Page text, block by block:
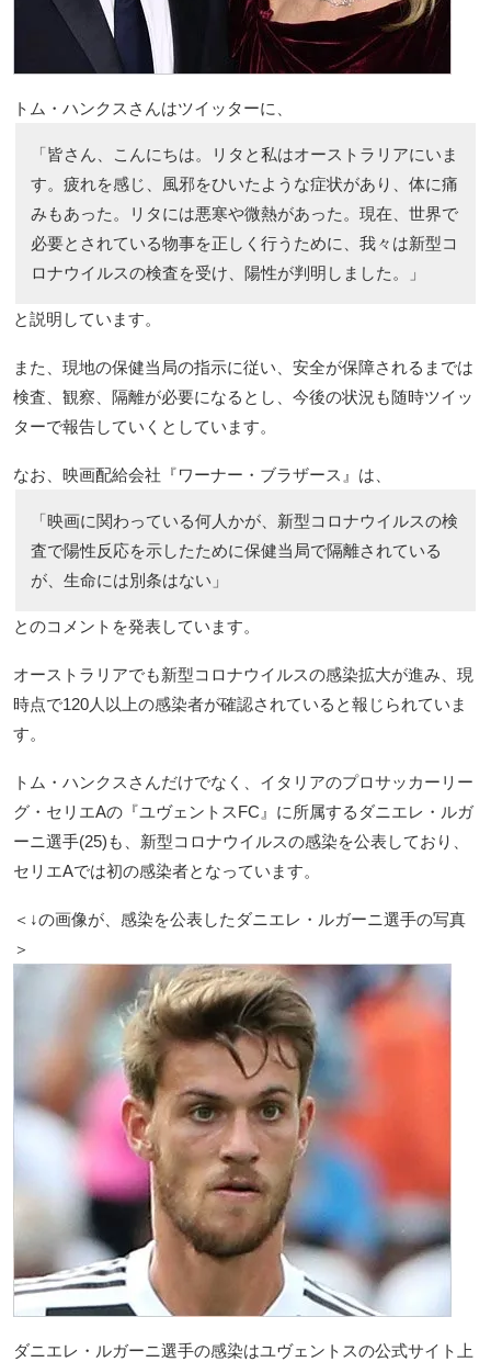
トム・ハンクスさんはツイッターに、
「皆さん、こんにちは。リタと私はオーストラリアにいま
す。疲れを感じ、風邪をひいたような症状があり、体に痛
みもあった。リタには悪寒や微熱があった。現在、世界で
必要とされている物事を正しく行うために、我々は新型コ
ロナウイルスの検査を受け、陽性が判明しました。」
と説明しています。
また、現地の保健当局の指示に従い、安全が保障されるまでは
検査、観察、隔離が必要になるとし、今後の状況も随時ツイッ
ターで報告していくとしています。
なお、映画配給会社『ワーナー・ブラザース』は、
「映画に関わっている何人かが、新型コロナウイルスの検
査で陽性反応を示したために保健当局で隔離されている
が、生命には別条はない」
とのコメントを発表しています。
オーストラリアでも新型コロナウイルスの感染拡大が進み、現
時点で120人以上の感染者が確認されていると報じられていま
す。
トム・ハンクスさんだけでなく、イタリアのプロサッカーリー
グ・セリエAの『ユヴェントスFC』に所属するダニエレ・ルガ
ーニ選手(25)も、新型コロナウイルスの感染を公表しており、
セリエAでは初の感染者となっています。
＜↓の画像が、感染を公表したダニエレ・ルガーニ選手の写真
＞
ダニエレ・ルガーニ選手の感染はユヴェントスの公式サイト上